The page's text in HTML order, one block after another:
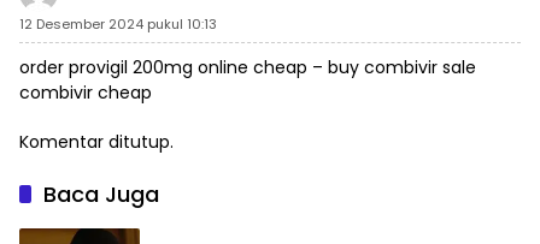
12 Desember 2024 pukul 10:13
order provigil 200mg online cheap – buy combivir sale
combivir cheap
Komentar ditutup.
Baca Juga